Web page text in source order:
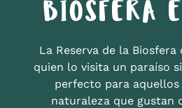
BIOSFERA
La Reserva de la
quien lo visita un paraíso
perfecto para aquellos
naturaleza que gustan